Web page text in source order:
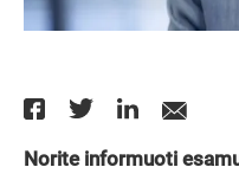
Norite informuoti